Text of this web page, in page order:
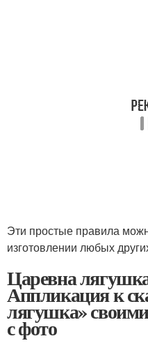
Эти простые правила
изготовлении любых
Царевна
Аппликация к
лягушка»
с фото